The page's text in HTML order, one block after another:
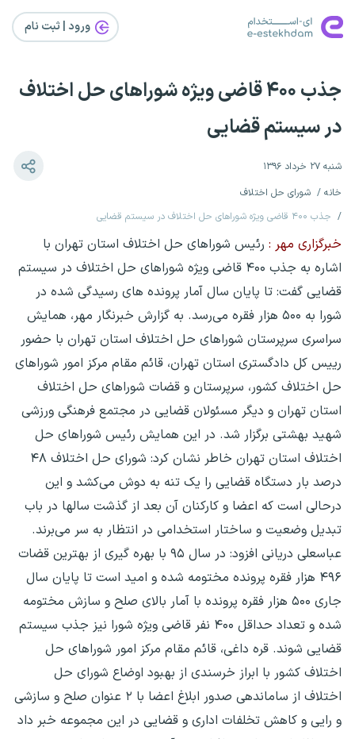
ورود | ثبت‌ نام
جذب ۴۰۰ قاضی ویژه شوراهای حل اختلاف
در سیستم قضایی
شنبه ۲۷ خرداد ۱۳۹۶
خانه
شورای حل اختلاف
جذب ۴۰۰ قاضی ویژه شوراهای حل اختلاف در سیستم قضایی
خبرگزاری مهر : رئیس شوراهای حل اختلاف استان تهران با
اشاره به جذب ۴۰۰ قاضی ویژه شوراهای حل اختلاف در سیستم
قضایی گفت: تا پایان سال آمار پرونده های رسیدگی شده در
شورا به ۵۰۰ هزار فقره می‌رسد. به گزارش خبرنگار مهر، همایش
سراسری سرپرستان شوراهای حل اختلاف استان تهران با حضور
رییس کل دادگستری استان تهران، قائم مقام مرکز امور شوراهای
حل اختلاف کشور، سرپرستان و قضات شوراهای حل اختلاف
استان تهران و دیگر مسئولان قضایی در مجتمع فرهنگی ورزشی
شهید بهشتی برگزار شد. در این همایش رئیس شوراهای حل
اختلاف استان تهران خاطر نشان کرد: شورای حل اختلاف ۴۸
درصد بار دستگاه قضایی را یک تنه به دوش می‌کشد و این
درحالی است که اعضا و کارکنان آن بعد از گذشت سالها در باب
تبدیل وضعیت و ساختار استخدامی در انتظار به سر می‌برند.
عباسعلی دریانی افزود: در سال ۹۵ با بهره گیری از بهترین قضات
۴۹۶ هزار فقره پرونده مختومه شده و امید است تا پایان سال
جاری ۵۰۰ هزار فقره پرونده با آمار بالای صلح و سازش مختومه
شده و تعداد حداقل ۴۰۰ نفر قاضی ویژه شورا نیز جذب سیستم
قضایی شوند. قره داغی، قائم مقام مرکز امور شوراهای حل
اختلاف کشور با ابراز خرسندی از بهبود اوضاع شورای حل
اختلاف از ساماندهی صدور ابلاغ اعضا با ۲ عنوان صلح و سازشی
و رایی و کاهش تخلفات اداری و قضایی در این مجموعه خبر داد